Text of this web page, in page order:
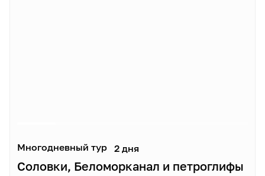
Многодневный тур 2 дня
Соловки, Беломорканал и петроглифы